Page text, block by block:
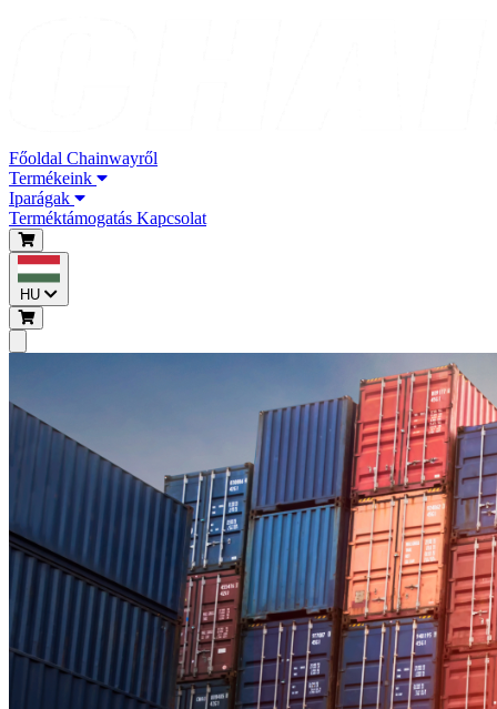
Főoldal Chainwayről
Termékeink
Iparágak
Terméktámogatás Kapcsolat
HU